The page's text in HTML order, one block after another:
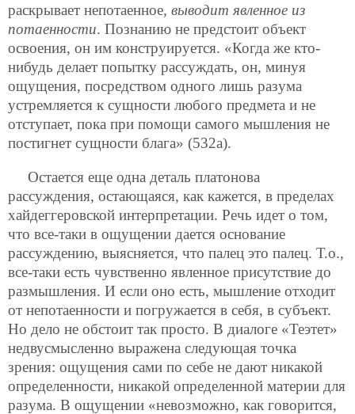
раскрывает непотаенное, выводит явленное из
потаенности. Познанию не предстоит объект
освоения, он им конструируется. «Когда же кто-
нибудь делает попытку рассуждать, он, минуя
ощущения, посредством одного лишь разума
устремляется к сущности любого предмета и не
отступает, пока при помощи самого мышления не
постигнет сущности блага» (532а).
Остается еще одна деталь платонова
рассуждения, остающаяся, как кажется, в пределах
хайдеггеровской интерпретации. Речь идет о том,
что все-таки в ощущении дается основание
рассуждению, выясняется, что палец это палец. Т.о.,
все-таки есть чувственно явленное присутствие до
размышления. И если оно есть, мышление отходит
от непотаенности и погружается в себя, в субъект.
Но дело не обстоит так просто. В диалоге «Теэтет»
недвусмысленно выражена следующая точка
зрения: ощущения сами по себе не дают никакой
определенности, никакой определенной материи для
разума. В ощущении «невозможно, как говорится,